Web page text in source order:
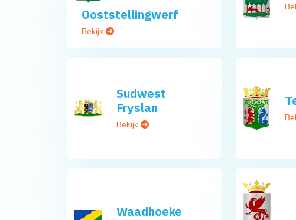
Ooststellingwerf
Bekijk
Sudwest
Fryslan
Bekijk
Waadhoeke